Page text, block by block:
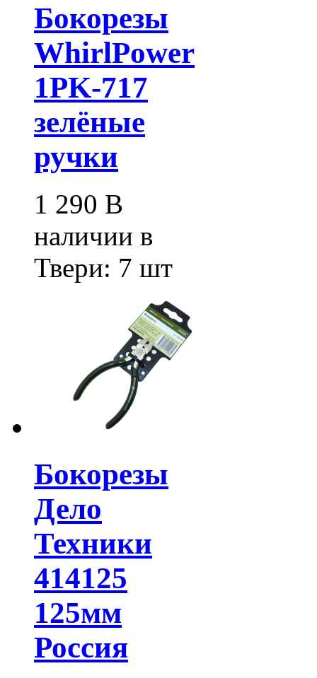
Бокорезы
WhirlPower
1PK-717
зелёные
ручки
1 290 В
наличии в
Твери: 7 шт
Бокорезы
Дело
Техники
414125
125мм
Россия